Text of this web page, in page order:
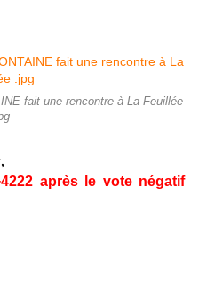
fait une rencontre à La Feuillée
,
après le vote négatif